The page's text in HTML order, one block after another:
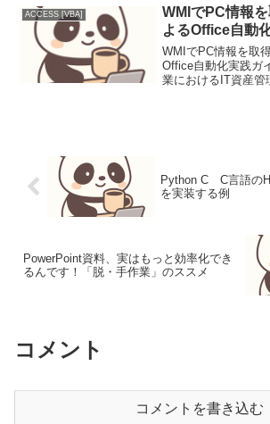
なツールですが、
の制約がつ...
ACCESS [VBA]
WMIでPC情報
よるOffice自動
WMIでPC情報を取
Office自動化実践ガ
業におけるIT資産管
Python C C言語の
を実装する例
PowerPoint資料、実はもっと効率化でき
るんです！「脱・手作業」のススメ
コメント
コメントを書き込む